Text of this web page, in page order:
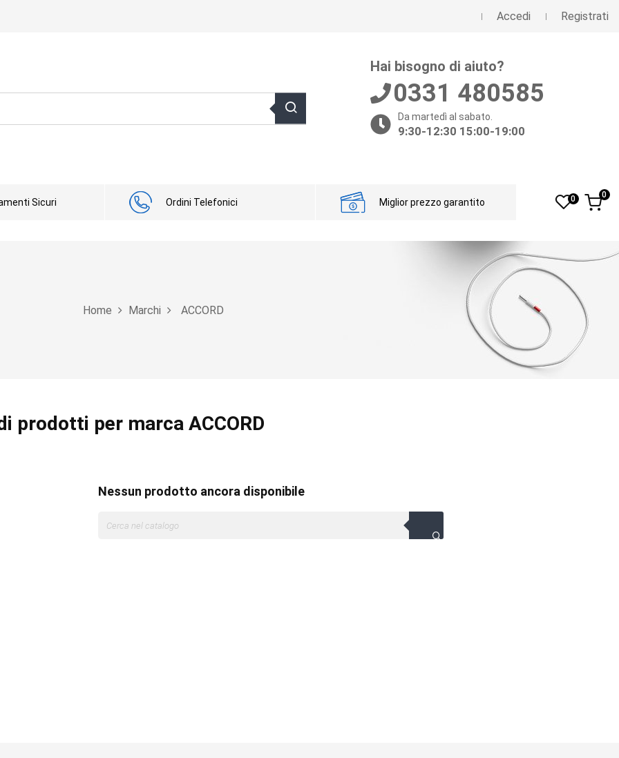
Accedi Registrati
Hai bisogno di aiuto?
0331 480585
Da martedì al sabato.
9:30-12:30 15:00-19:00
Sicuri Ordini Telefonici Miglior prezzo garantito 0 0
Home Marchi ACCORD
prodotti per marca ACCORD
Nessun prodotto ancora disponibile